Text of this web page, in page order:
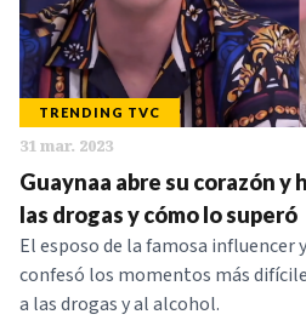
TRENDING TVC
31 mar. 2023
Guaynaa abre su corazón y
las drogas y cómo lo superó
El esposo de la famosa influencer
confesó los momentos más
a las drogas y al alcohol.